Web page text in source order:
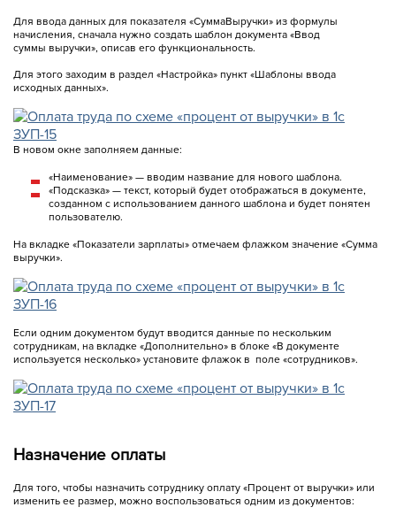
Для ввода данных для показателя «СуммаВыручки» из формулы
начисления, сначала нужно создать шаблон документа «Ввод
суммы выручки», описав его функциональность.
Для этого заходим в раздел «Настройка» пункт «Шаблоны ввода
исходных данных».
В новом окне заполняем данные:
«Наименование» — вводим название для нового шаблона.
«Подсказка» — текст, который будет отображаться в документе,
созданном с использованием данного шаблона и будет понятен
пользователю.
На вкладке «Показатели зарплаты» отмечаем флажком значение «Сумма
выручки».
Если одним документом будут вводится данные по нескольким
сотрудникам, на вкладке «Дополнительно» в блоке «В документе
используется несколько» установите флажок в поле «сотрудников».
Назначение оплаты
Для того, чтобы назначить сотруднику оплату «Процент от выручки» или
изменить ее размер, можно воспользоваться одним из документов: